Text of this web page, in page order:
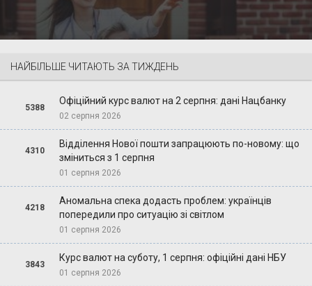
НАЙБІЛЬШЕ ЧИТАЮТЬ ЗА ТИЖДЕНЬ
5388
Офіційний курс валют на 2 серпня: дані Нацбанку
02 серпня 2026
4310
Відділення Нової пошти запрацюють по-новому: що
зміниться з 1 серпня
01 серпня 2026
4218
Аномальна спека додасть проблем: українців
попередили про ситуацію зі світлом
01 серпня 2026
3843
Курс валют на суботу, 1 серпня: офіційні дані НБУ
01 серпня 2026